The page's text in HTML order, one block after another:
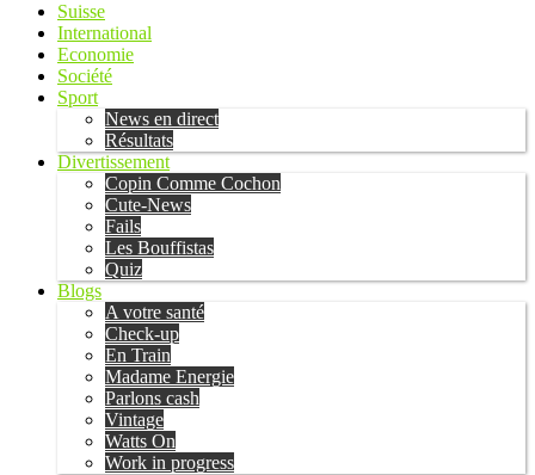
Suisse
International
Economie
Société
Sport
News en direct
Résultats
Divertissement
Copin Comme Cochon
Cute-News
Fails
Les Bouffistas
Quiz
Blogs
A votre santé
Check-up
En Train
Madame Energie
Parlons cash
Vintage
Watts On
Work in progress